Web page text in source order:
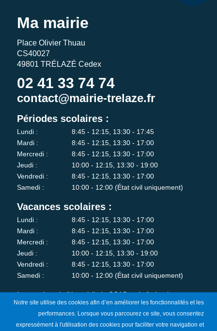
Ma mairie
Place Olivier Thuau
CS40027
49801 TRÉLAZÉ Cedex
02 41 33 74 74
contact@mairie-trelaze.fr
Périodes scolaires :
Lundi :
8:45 - 12:15, 13:30 - 17:45
Mardi :
8:45 - 12:15, 13:30 - 17:00
Mercredi :
8:45 - 12:15, 13:30 - 17:00
Jeudi :
10:00 - 12:15, 13:30 - 19:00
Vendredi :
8:45 - 12:15, 13:30 - 17:00
Samedi :
10:00 - 12:00 (État civil uniquement)
Vacances scolaires :
Lundi :
8:45 - 12:15, 13:30 - 17:00
Mardi :
8:45 - 12:15, 13:30 - 17:00
Mercredi :
8:45 - 12:15, 13:30 - 17:00
Jeudi :
10:00 - 12:15, 13:30 - 19:00
Vendredi :
8:45 - 12:15, 13:30 - 17:00
Samedi :
10:00 - 12:00 (État civil uniquement)
Les services de l'état-civil, du CCAS et de l'urbanisme sont
fermés au public le lundi matin.
Notre site utilise des cookies afin d’en améliorer les fonctionnalités et les
performances. Lorsque vous parcourez ce site, vous consentez
expressément à l'utilisation des cookies pour faciliter votre navigation et